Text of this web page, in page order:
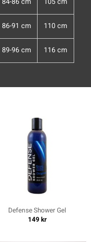
86-91 cm 110 cm
89-96 cm 116 cm
Defense Shower Gel
149kr